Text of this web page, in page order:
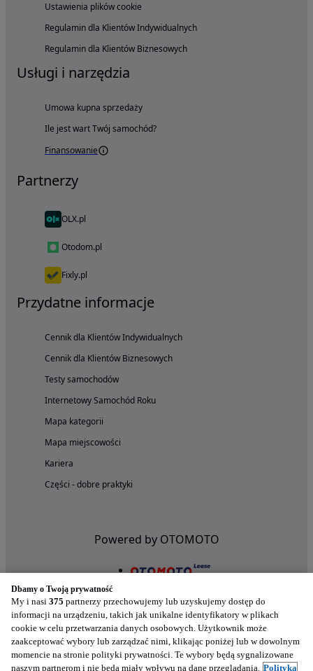
Ustawienia plików cookie
Regulamin dla Klientów Indywidualnych
Regulamin dla Klientów Biznesowych
Usługi i narzędzia
Umowa kupna sprzedaży
Ile jest wart Twój samochód?
Finansowanie
Partnerzy
OLX.pl
Otodom.pl
Fixly.pl
Przydatne informacje
Cennik dla Klientów Indywidualnych
Cennik dla Klientów Biznesowych
Testy samochodów
Internetowy Samochód Roku
Mapa kategorii
Mapa miejscowości
Kariera
Części - dobre praktyki
Powered by OTOMOTO
Dbamy o Twoją prywatność
My i nasi 375 partnerzy przechowujemy lub uzyskujemy dostęp do
informacji na urządzeniu, takich jak unikalne identyfikatory w plikach
cookie w celu przetwarzania danych osobowych. Użytkownik może
zaakceptować wybory lub zarządzać nimi, klikając poniżej lub w dowolnym
momencie na stronie polityki prywatności. Te wybory będą sygnalizowane
naszym partnerom i nie będą miały wpływu na dane przeglądania. Polityka